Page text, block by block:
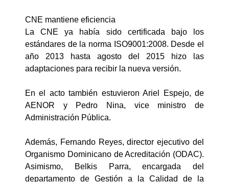
CNE mantiene eficiencia
La CNE ya había sido certificada bajo los
estándares de la norma ISO9001:2008. Desde el
año 2013 hasta agosto del 2015 hizo las
adaptaciones para recibir la nueva versión.
En el acto también estuvieron Ariel Espejo, de
AENOR y Pedro Nina, vice ministro de
Administración Pública.
Además, Fernando Reyes, director ejecutivo del
Organismo Dominicano de Acreditación (ODAC).
Asimismo, Belkis Parra, encargada del
departamento de Gestión a la Calidad de la